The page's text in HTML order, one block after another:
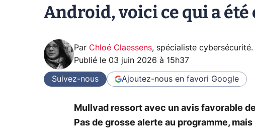
Android, voici ce qui a
Par Chloé Claessens, spécialiste cybersécurité.
Publié le 03 juin 2026 à 15h37
Suivez-nous Ajoutez-nous en favori Google
Mullvad ressort avec un avis favorable
Pas de grosse alerte au programme,